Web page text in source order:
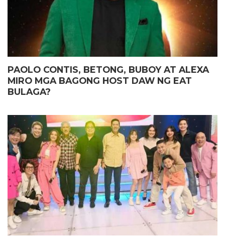
PAOLO CONTIS, BETONG, BUBOY AT ALEXA
MIRO MGA BAGONG HOST DAW NG EAT
BULAGA?